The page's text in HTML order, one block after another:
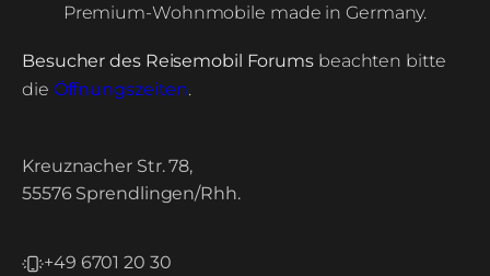
Premium-Wohnmobile made in Germany.
Besucher des Reisemobil Forums beachten bitte
die Öffnungszeiten.
Kreuznacher Str. 78,
55576 Sprendlingen/Rhh.
+49 6701 20 30